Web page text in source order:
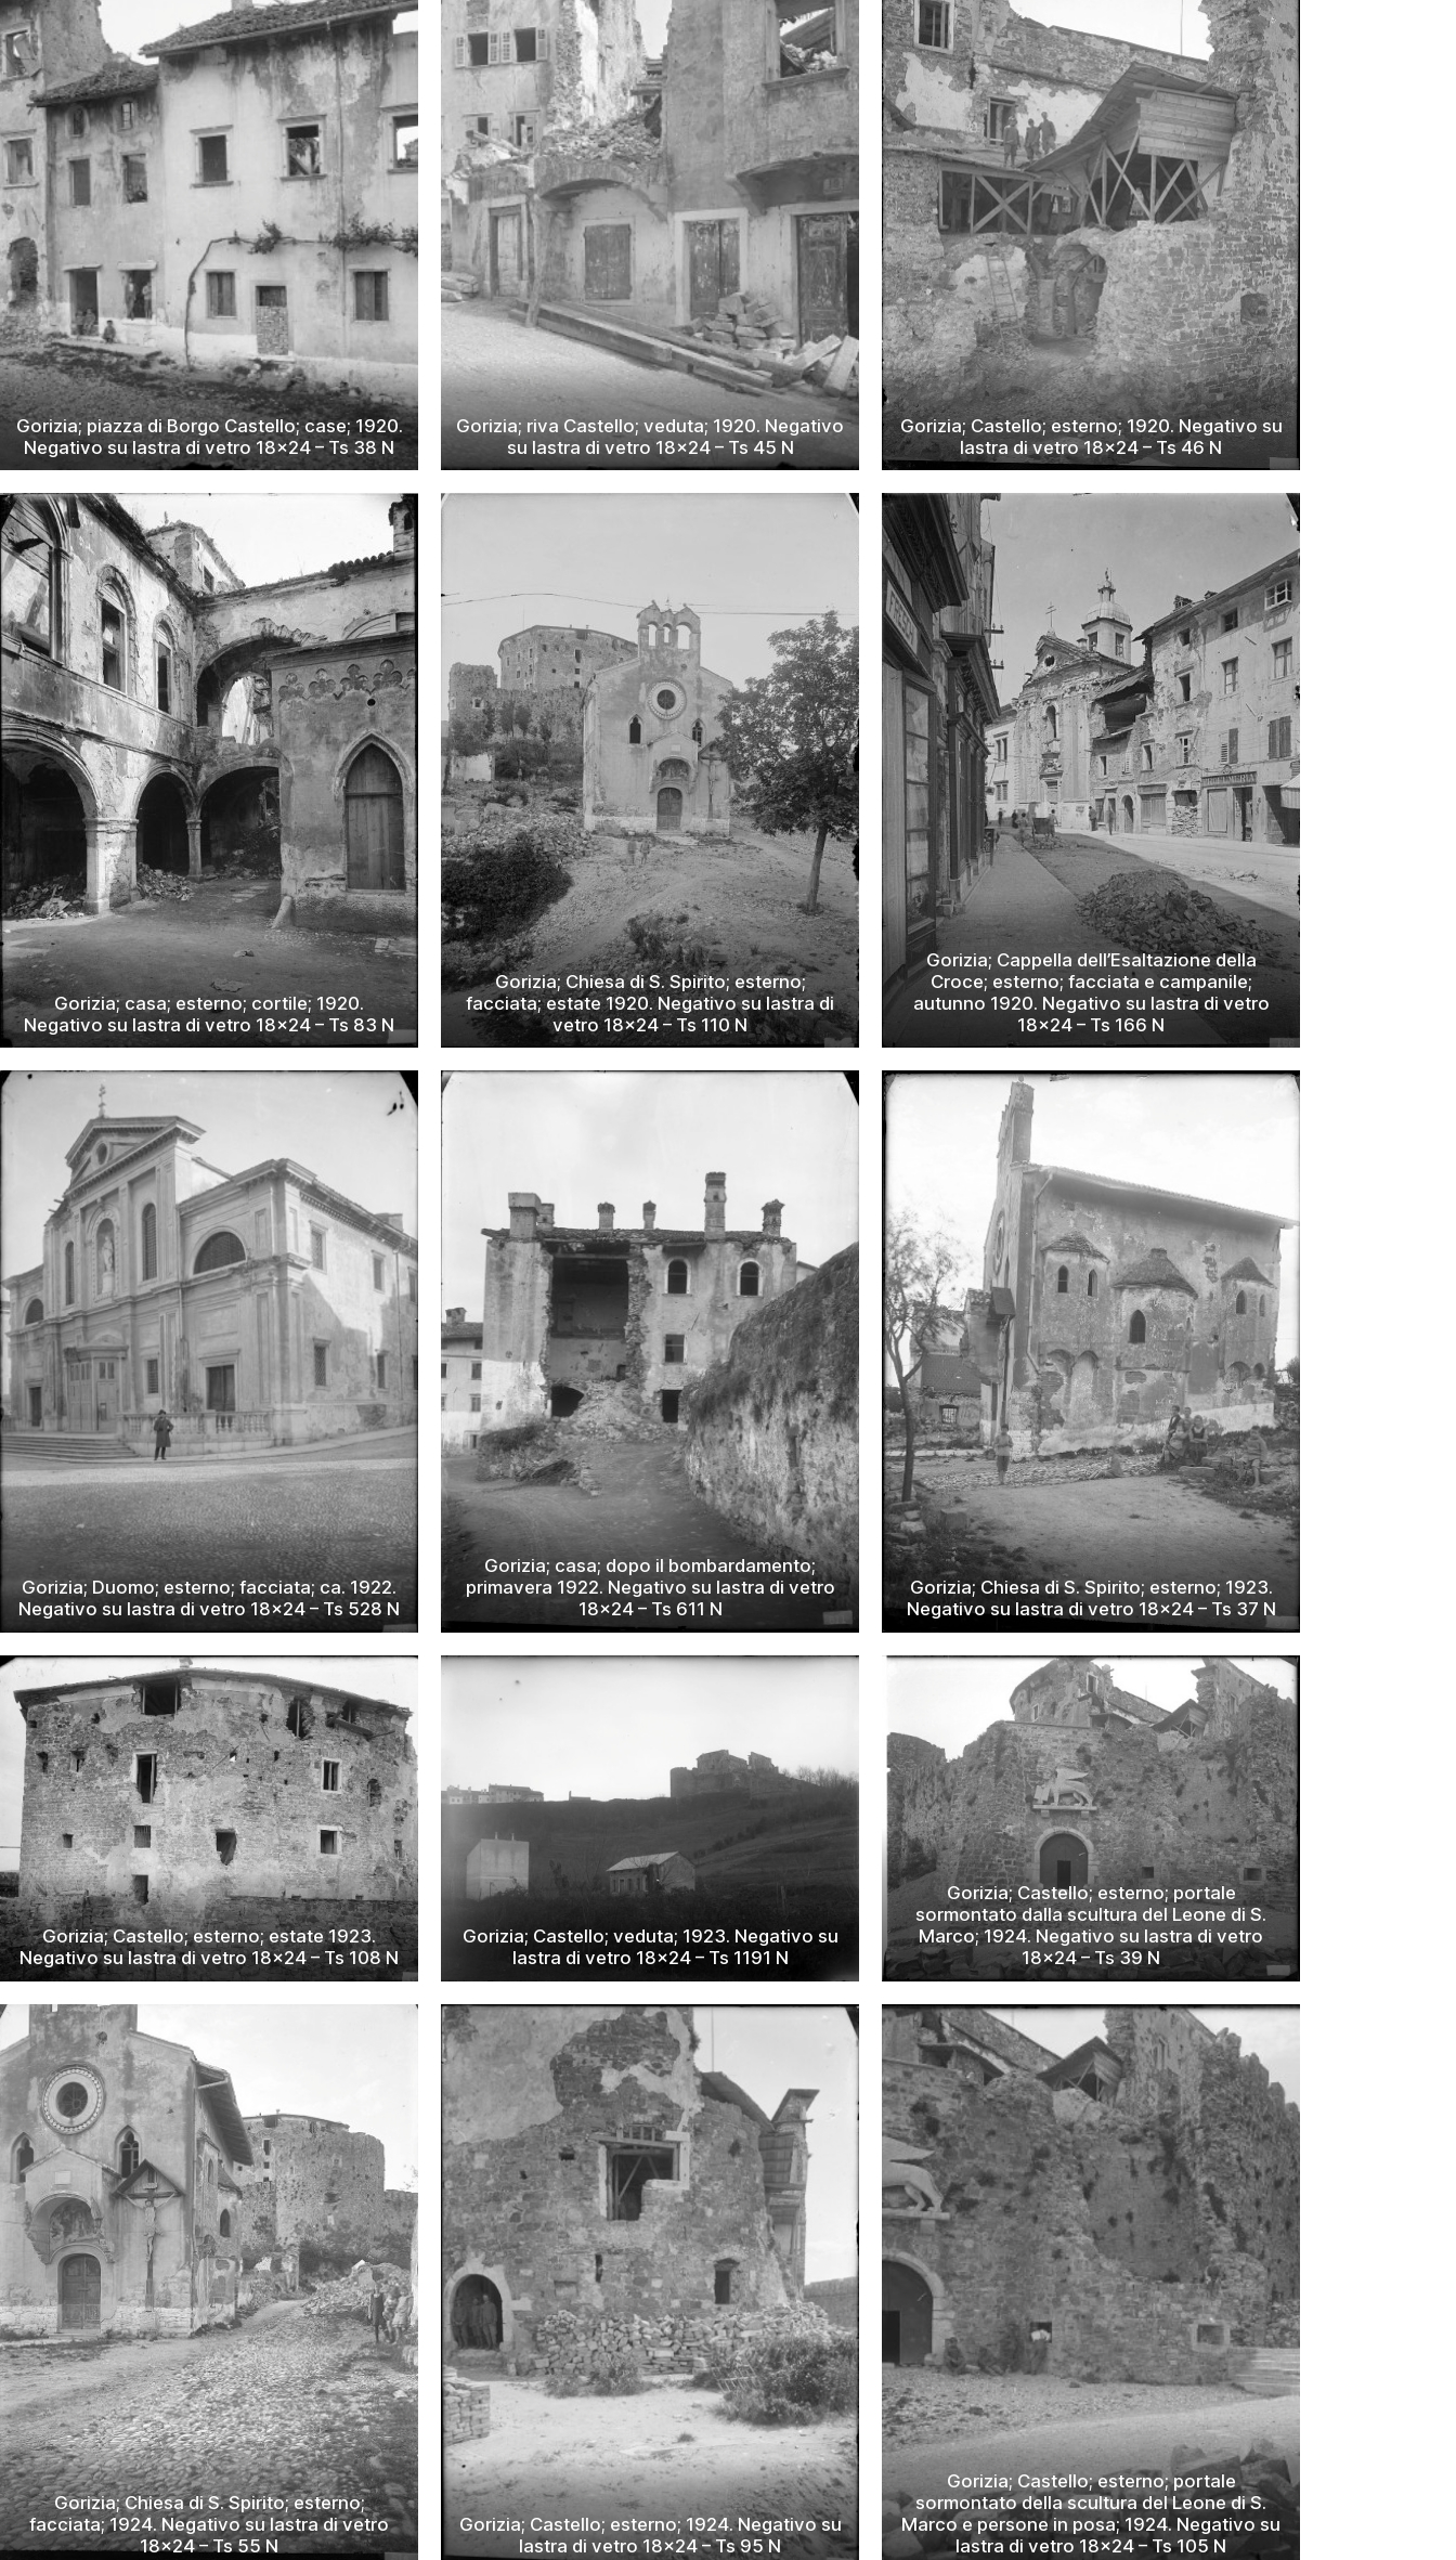
Gorizia; piazza di Borgo Castello; case; 1920.
Negativo su lastra di vetro 18×24 – Ts 38 N
Gorizia; riva Castello; veduta; 1920. Negativo
su lastra di vetro 18×24 – Ts 45 N
Gorizia; Castello; esterno; 1920. Negativo su
lastra di vetro 18×24 – Ts 46 N
Gorizia; casa; esterno; cortile; 1920.
Negativo su lastra di vetro 18×24 – Ts 83 N
Gorizia; Chiesa di S. Spirito; esterno;
facciata; estate 1920. Negativo su lastra di
vetro 18×24 – Ts 110 N
Gorizia; Cappella dell’Esaltazione della
Croce; esterno; facciata e campanile;
autunno 1920. Negativo su lastra di vetro
18×24 – Ts 166 N
Gorizia; Duomo; esterno; facciata; ca. 1922.
Negativo su lastra di vetro 18×24 – Ts 528 N
Gorizia; casa; dopo il bombardamento;
primavera 1922. Negativo su lastra di vetro
18×24 – Ts 611 N
Gorizia; Chiesa di S. Spirito; esterno; 1923.
Negativo su lastra di vetro 18×24 – Ts 37 N
Gorizia; Castello; esterno; estate 1923.
Negativo su lastra di vetro 18×24 – Ts 108 N
Gorizia; Castello; veduta; 1923. Negativo su
lastra di vetro 18×24 – Ts 1191 N
Gorizia; Castello; esterno; portale
sormontato dalla scultura del Leone di S.
Marco; 1924. Negativo su lastra di vetro
18×24 – Ts 39 N
Gorizia; Chiesa di S. Spirito; esterno;
facciata; 1924. Negativo su lastra di vetro
18×24 – Ts 55 N
Gorizia; Castello; esterno; 1924. Negativo su
lastra di vetro 18×24 – Ts 95 N
Gorizia; Castello; esterno; portale
sormontato della scultura del Leone di S.
Marco e persone in posa; 1924. Negativo su
lastra di vetro 18×24 – Ts 105 N